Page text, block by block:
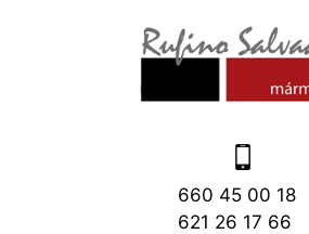
660 45 00 18
621 26 17 66